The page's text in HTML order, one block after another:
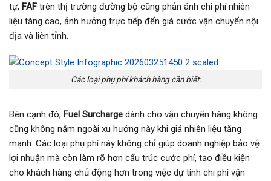
tự, FAF trên thị trường đường bộ cũng phản ánh chi phí nhiên
liệu tăng cao, ảnh hưởng trực tiếp đến giá cước vận chuyển nội
địa và liên tỉnh.
Các loại phụ phí khách hàng cần biết:
Bên cạnh đó, Fuel Surcharge dành cho vận chuyển hàng không
cũng không nằm ngoài xu hướng này khi giá nhiên liệu tăng
mạnh. Các loại phụ phí này không chỉ giúp doanh nghiệp bảo vệ
lợi nhuận mà còn làm rõ hơn cấu trúc cước phí, tạo điều kiện
cho khách hàng chủ động hơn trong việc dự tính chi phí vận